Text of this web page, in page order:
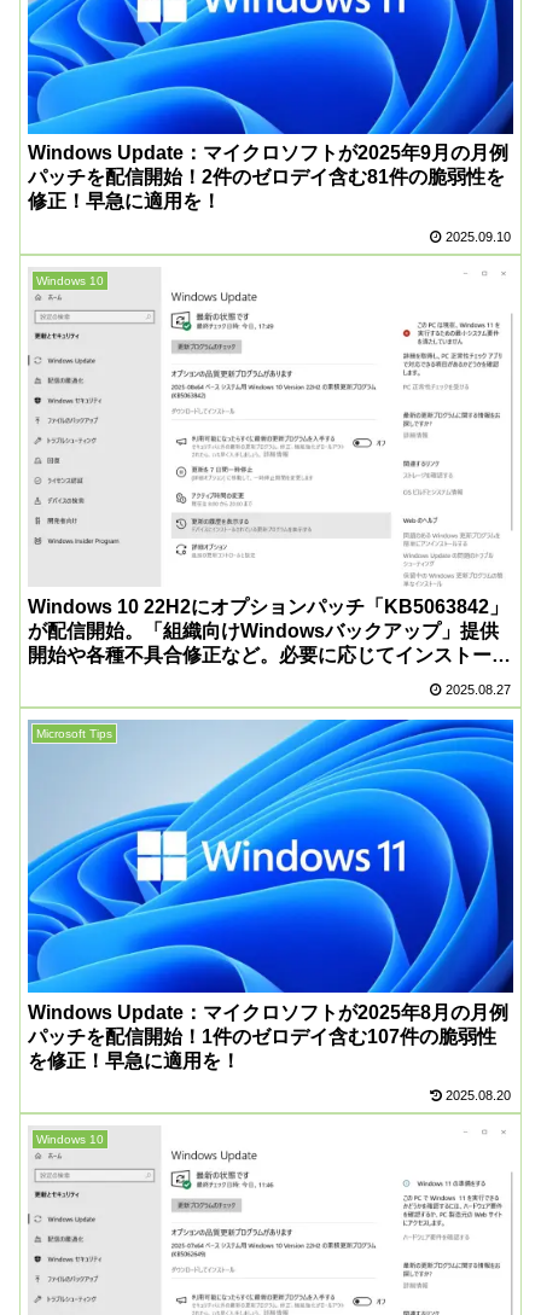
Windows Update：マイクロソフトが2025年9月の月例
パッチを配信開始！2件のゼロデイ含む81件の脆弱性を
修正！早急に適用を！
2025.09.10
Windows 10
Windows 10 22H2にオプションパッチ「KB5063842」
が配信開始。「組織向けWindowsバックアップ」提供
開始や各種不具合修正など。必要に応じてインストール
2025.08.27
Microsoft Tips
Windows Update：マイクロソフトが2025年8月の月例
パッチを配信開始！1件のゼロデイ含む107件の脆弱性
を修正！早急に適用を！
2025.08.20
Windows 10